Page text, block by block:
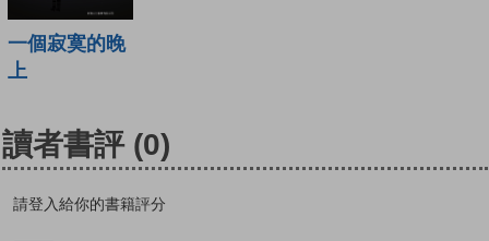
一個寂寞的晚
上
讀者書評 (0)
請登入給你的書籍評分